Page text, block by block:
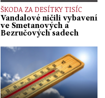
ŠKODA ZA DESÍTKY TISÍC
Vandalové ničili vybavení
ve Smetanových a
Bezručových sadech